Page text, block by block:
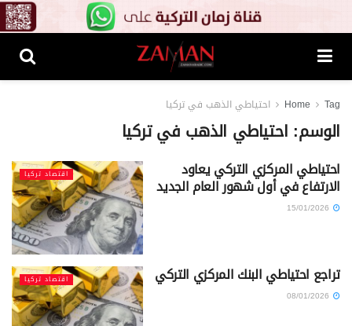
Home Tag احتياطي الذهب في تركيا
الوسم: احتياطي الذهب في تركيا
اقتصاد تركيا احتياطي المركزي التركي يعاود
الارتفاع في أول شهور العام الجديد
اقتصاد تركيا تراجع احتياطي البنك المركزي التركي